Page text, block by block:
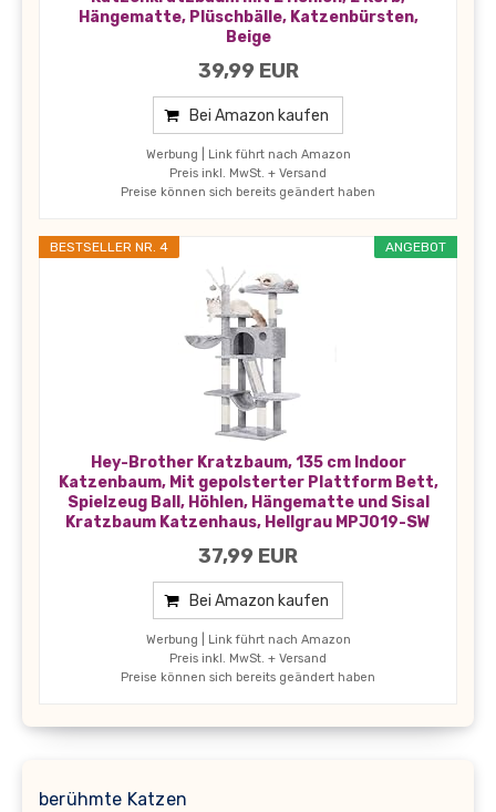
Hängematte, Plüschbälle, Katzenbürsten,
Beige
39,99 EUR
Bei Amazon kaufen
Werbung | Link führt nach Amazon
Preis inkl. MwSt. + Versand
Preise können sich bereits geändert haben
ANGEBOT
BESTSELLER NR. 4
Hey-Brother Kratzbaum, 135 cm Indoor
Katzenbaum, Mit gepolsterter Plattform Bett,
Spielzeug Ball, Höhlen, Hängematte und Sisal
Kratzbaum Katzenhaus, Hellgrau MPJ019-SW
37,99 EUR
Bei Amazon kaufen
Werbung | Link führt nach Amazon
Preis inkl. MwSt. + Versand
Preise können sich bereits geändert haben
berühmte Katzen